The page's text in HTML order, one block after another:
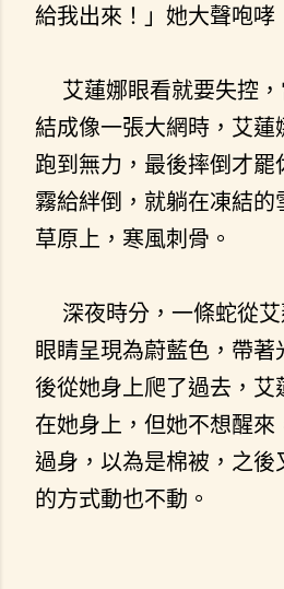
給我出來！」她大聲咆哮
艾蓮娜眼看就要失控，
結成像一張大網時，艾蓮
跑到無力，最後摔倒才
霧給絆倒，就躺在凍結的
草原上，寒風刺骨。
深夜時分，一條蛇從艾
眼睛呈現為蔚藍色，帶著
後從她身上爬了過去，艾
在她身上，但她不想醒來
過身，以為是棉被，之後
的方式動也不動。